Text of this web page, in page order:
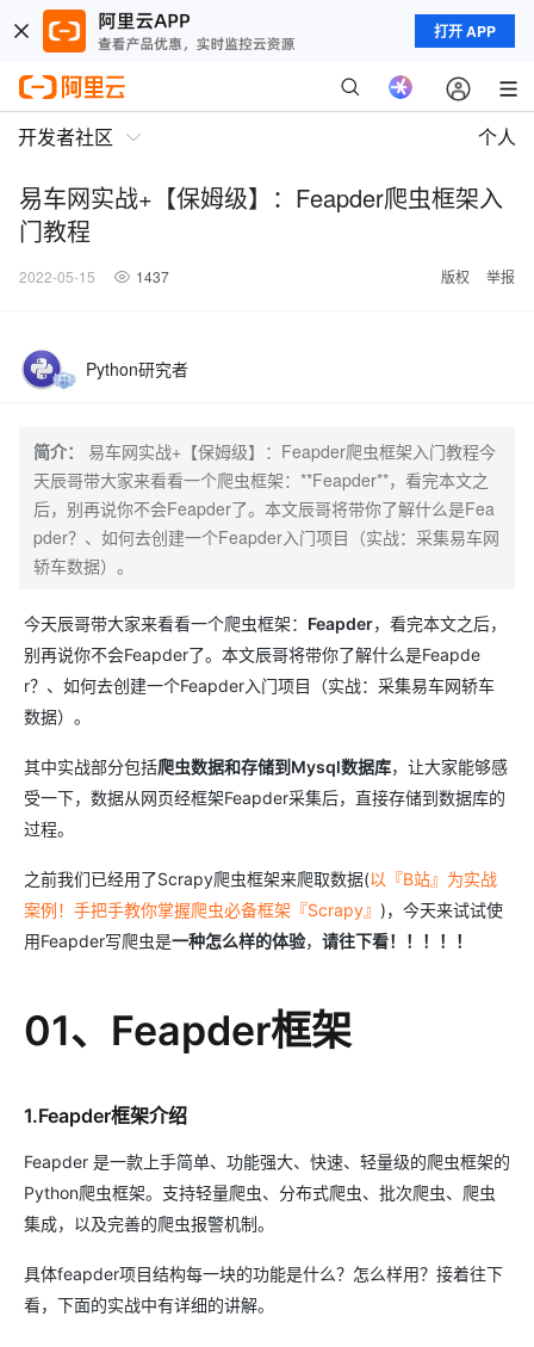
打开 APP
开发者社区 个人
易车网实战+【保姆级】：Feapder爬虫框架入
门教程
2022-05-15 1437 版权 举报
Python研究者
简介：
易车网实战+【保姆级】：Feapder爬虫框架入门教程今
天辰哥带大家来看看一个爬虫框架：**Feapder**，看完本文之
后，别再说你不会Feapder了。本文辰哥将带你了解什么是Fea
pder？、如何去创建一个Feapder入门项目（实战：采集易车网
轿车数据）。
今天辰哥带大家来看看一个爬虫框架： Feapder，看完本文之后，
别再说你不会Feapder了。本文辰哥将带你了解什么是Feapde
r？、如何去创建一个Feapder入门项目（实战：采集易车网轿车
数据）。
其中实战部分包括爬虫数据和存储到Mysql数据库，让大家能够感
受一下，数据从网页经框架Feapder采集后，直接存储到数据库的
过程。
之前我们已经用了Scrapy爬虫框架来爬取数据(以『B站』为实战
案例！手把手教你掌握爬虫必备框架『Scrapy』 )，今天来试试使
用Feapder写爬虫是一种怎么样的体验， 请往下看！！！！！
01、Feapder框架
1.Feapder框架介绍
Feapder 是一款上手简单、功能强大、快速、轻量级的爬虫框架的
Python爬虫框架。支持轻量爬虫、分布式爬虫、批次爬虫、爬虫
集成，以及完善的爬虫报警机制。
具体feapder项目结构每一块的功能是什么？怎么样用？接着往下
看，下面的实战中有详细的讲解。